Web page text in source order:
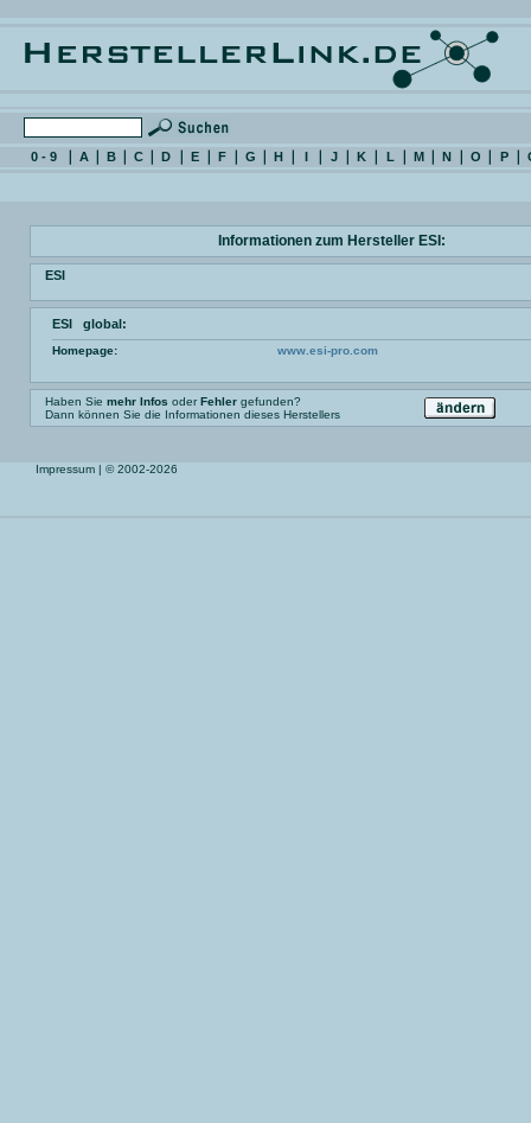
0 - 9 A B C D E F G H I J K L M N O P
Informationen zum Hersteller ESI:
ESI
ESI global:
Homepage: www.esi-pro.com
Haben Sie mehr Infos oderFehler gefunden?
Dann können Sie die Informationen dieses Herstellers
Impressum | © 2002-2026